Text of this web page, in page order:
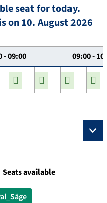
seat for today.
on 10. August 2026
- 09:00 09:00 -
Seats available